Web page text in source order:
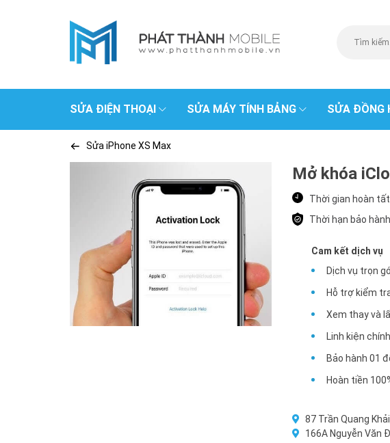
SỬA ĐIỆN THOẠI SỬA MÁY TÍNH BẢNG SỬA ĐỒNG
Sửa iPhone XS Max
Mở khóa
Thời gian hoàn
Thời hạn bảo
Cam kết dịch vụ
Dịch vụ trọn
Hỗ trợ kiểm
Xem thay và
Linh kiện
Bảo hành 01
Hoàn tiền
87 Trần Quang
166A Nguyễn Văn